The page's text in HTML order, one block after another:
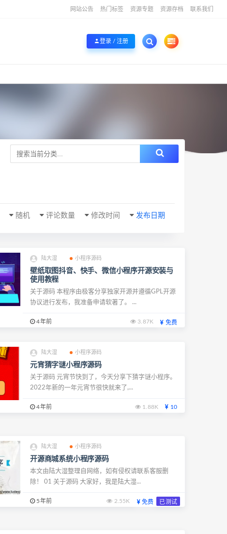
网站公告 热门标签 资源专题 资源存档 联系我们
登录 / 注册
发布日期
修改时间
评论数量
随机
陆大湿 小程序源码
壁纸取图抖音、快手、微信小程序开源安装与
使用教程
关于源码 本程序由极客分享独家开源并遵循GPL开源
协议进行发布，我准备申请软著了。 ...
4年前 3.87K 免费
陆大湿 小程序源码
元宵猜字谜小程序源码
关于源码 元宵节快到了，今天分享下猜字谜小程序。
2022年新的一年元宵节很快就来了,...
4年前 1.88K 10
陆大湿 小程序源码
开源商城系统小程序源码
本文由陆大湿整理自网络，如有侵权请联系客服删
除！ 01 关于源码 大家好，我是陆大湿...
5年前 2.55K 免费 已测试